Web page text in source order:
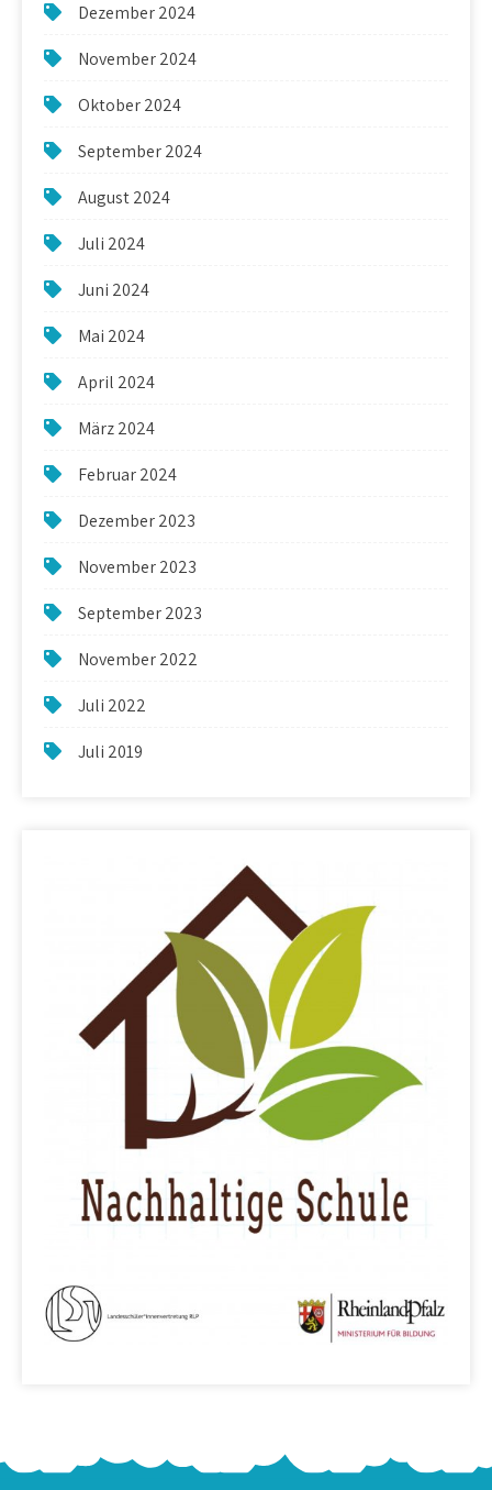
Dezember 2024
November 2024
Oktober 2024
September 2024
August 2024
Juli 2024
Juni 2024
Mai 2024
April 2024
März 2024
Februar 2024
Dezember 2023
November 2023
September 2023
November 2022
Juli 2022
Juli 2019